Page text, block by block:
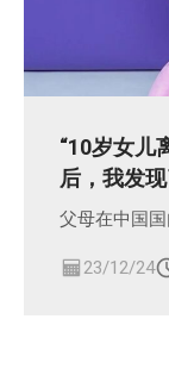
“10岁女儿
后，我发
父母在中国
23/12/24